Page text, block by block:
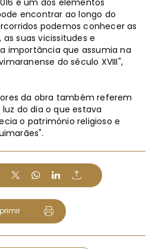
encontrar ao longo do
podemos conhecer as
suas vicissitudes e
importância que assumia na
do século XVIII",
da obra também referem
do dia o que estava
o património religioso e